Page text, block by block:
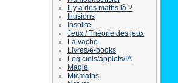
Il y a des maths là ?
Illusions
Insolite
Jeux / Théorie des jeux
La vache
Livres/e-books
Logiciels/applets/IA
Magie
Micmaths